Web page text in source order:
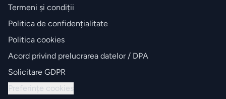
Termeni și condiții
Politica de confidențialitate
Politica cookies
Acord privind prelucrarea datelor / DPA
Solicitare GDPR
Preferințe cookies